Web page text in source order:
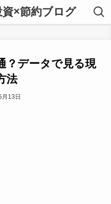
×節約ブログ
？データで見る現
法
13日